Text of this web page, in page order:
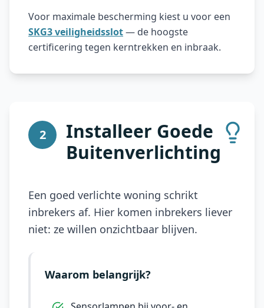
Voor maximale bescherming kiest u voor een
SKG3 veiligheidsslot— de hoogste
certificering tegen kerntrekken en inbraak.
2
Installeer Goede
Buitenverlichting
Een goed verlichte woning schrikt
inbrekers af. Hier komen inbrekers liever
niet: ze willen onzichtbaar blijven.
Waarom belangrijk?